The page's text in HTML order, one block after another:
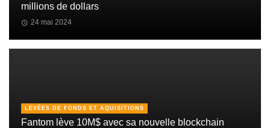
millions de dollars
24 mai 2024
LEVÉES DE FONDS ET AQUISITIONS
Fantom lève 10M$ avec sa nouvelle blockchain